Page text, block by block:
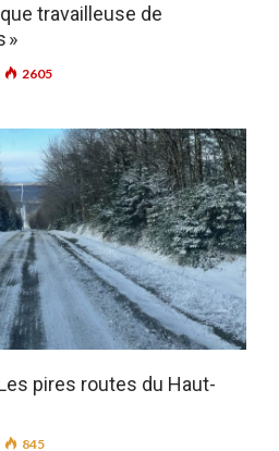
travailleuse de
»
2605
pires routes du Haut-
845